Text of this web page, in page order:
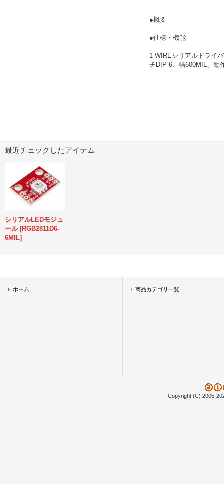
●概要
●仕様・機能
1-WIREシリアルドライバ
チDIP-6、幅600MIL、動
最近チェックしたアイテム
シリアルLEDモジュ
ール [RGB2811D6-
6MIL]
ホーム 商品カテゴリ一覧
Copyright (C) 2005-